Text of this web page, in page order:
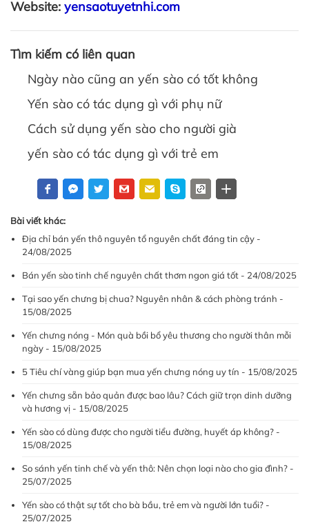
Website: yensaotuyetnhi.com
Tìm kiếm có liên quan
Ngày nào cũng an yến sào có tốt không
Yến sào có tác dụng gì với phụ nữ
Cách sử dụng yến sào cho người già
yến sào có tác dụng gì với trẻ em
Bài viết khác:
Địa chỉ bán yến thô nguyên tổ nguyên chất đáng tin cậy -
24/08/2025
Bán yến sào tinh chế nguyên chất thơm ngon giá tốt - 24/08/2025
Tại sao yến chưng bị chua? Nguyên nhân & cách phòng tránh -
15/08/2025
Yến chưng nóng - Món quà bồi bổ yêu thương cho người thân mỗi
ngày - 15/08/2025
5 Tiêu chí vàng giúp bạn mua yến chưng nóng uy tín - 15/08/2025
Yến chưng sẵn bảo quản được bao lâu? Cách giữ trọn dinh dưỡng
và hương vị - 15/08/2025
Yến sào có dùng được cho người tiểu đường, huyết áp không? -
15/08/2025
So sánh yến tinh chế và yến thô: Nên chọn loại nào cho gia đình? -
25/07/2025
Yến sào có thật sự tốt cho bà bầu, trẻ em và người lớn tuổi? -
25/07/2025